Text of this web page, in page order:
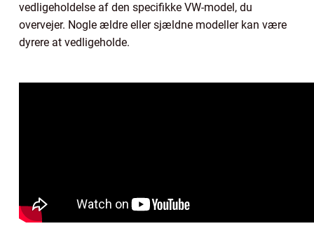
vedligeholdelse af den specifikke VW-model, du
overvejer. Nogle ældre eller sjældne modeller kan være
dyrere at vedligeholde.